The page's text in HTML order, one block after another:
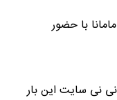
با حضور
نی سایت این بار